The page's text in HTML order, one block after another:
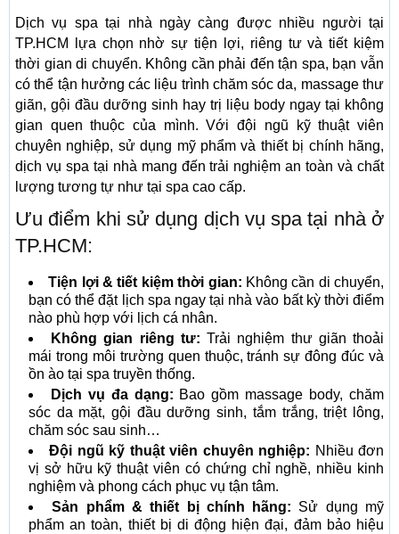
Dịch vụ spa tại nhà ngày càng được nhiều người tại
TP.HCM lựa chọn nhờ sự tiện lợi, riêng tư và tiết kiệm
thời gian di chuyển. Không cần phải đến tận spa, bạn vẫn
có thể tận hưởng các liệu trình chăm sóc da, massage thư
giãn, gội đầu dưỡng sinh hay trị liệu body ngay tại không
gian quen thuộc của mình. Với đội ngũ kỹ thuật viên
chuyên nghiệp, sử dụng mỹ phẩm và thiết bị chính hãng,
dịch vụ spa tại nhà mang đến trải nghiệm an toàn và chất
lượng tương tự như tại spa cao cấp.
Ưu điểm khi sử dụng dịch vụ spa tại nhà ở
TP.HCM:
Tiện lợi & tiết kiệm thời gian: Không cần di chuyển,
bạn có thể đặt lịch spa ngay tại nhà vào bất kỳ thời điểm
nào phù hợp với lịch cá nhân.
Không gian riêng tư: Trải nghiệm thư giãn thoải
mái trong môi trường quen thuộc, tránh sự đông đúc và
ồn ào tại spa truyền thống.
Dịch vụ đa dạng: Bao gồm massage body, chăm
sóc da mặt, gội đầu dưỡng sinh, tắm trắng, triệt lông,
chăm sóc sau sinh…
Đội ngũ kỹ thuật viên chuyên nghiệp: Nhiều đơn
vị sở hữu kỹ thuật viên có chứng chỉ nghề, nhiều kinh
nghiệm và phong cách phục vụ tận tâm.
Sản phẩm & thiết bị chính hãng: Sử dụng mỹ
phẩm an toàn, thiết bị di động hiện đại, đảm bảo hiệu